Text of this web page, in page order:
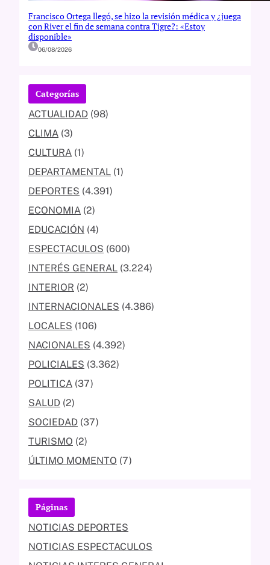
Francisco Ortega llegó, se hizo la revisión médica y ¿juega
con River el fin de semana contra Tigre?: «Estoy
disponible»
06/08/2026
Categorías
ACTUALIDAD (98)
CLIMA (3)
CULTURA (1)
DEPARTAMENTAL (1)
DEPORTES (4.391)
ECONOMIA (2)
EDUCACIÓN (4)
ESPECTACULOS (600)
INTERÉS GENERAL (3.224)
INTERIOR (2)
INTERNACIONALES (4.386)
LOCALES (106)
NACIONALES (4.392)
POLICIALES (3.362)
POLITICA (37)
SALUD (2)
SOCIEDAD (37)
TURISMO (2)
ÚLTIMO MOMENTO (7)
Páginas
NOTICIAS DEPORTES
NOTICIAS ESPECTACULOS